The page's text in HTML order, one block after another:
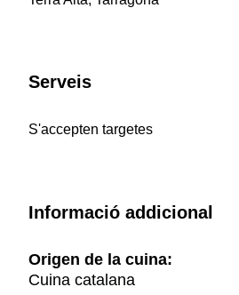
Serveis
S'accepten targetes
Informació addicional
Origen de la cuina:
Cuina catalana